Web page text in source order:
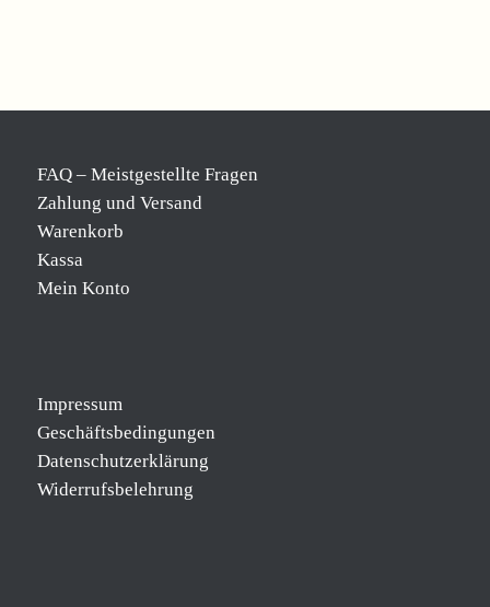
FAQ – Meistgestellte Fragen
Zahlung und Versand
Warenkorb
Kassa
Mein Konto
Impressum
Geschäftsbedingungen
Datenschutzerklärung
Widerrufsbelehrung